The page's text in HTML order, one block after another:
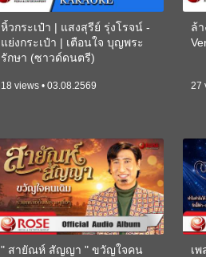
หิ้วกระเป๋า | แสงสุรีย์ รุ่งโรจน์ -
แย่งกระเป๋า | เตือนใจ บุญพระ
รักษา (ซาวด์ดนตรี)
18 views • 03.08.2569
ล้
27
" สายัณห์ สัญญา " ขวัญใจคน
เ